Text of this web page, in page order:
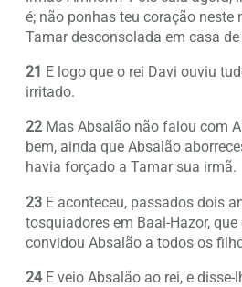
é; não ponhas teu coração neste
Tamar desconsolada em casa
21 E logo que o rei Davi ouviu
irritado.
22 Mas Absalão não falou com
bem, ainda que Absalão
havia forçado a Tamar sua irmã.
23 E aconteceu, passados dois
tosquiadores em Baal-Hazor,
convidou Absalão a todos os
24E veio Absalão ao rei, e disse-